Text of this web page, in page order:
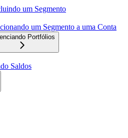
um Segmento
um Segmento a uma Conta
Portfólios
Saldos